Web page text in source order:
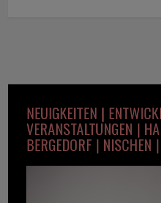
NEUIGKEITEN |
VERANSTALTUNGEN |
BERGEDORF | NISCHEN